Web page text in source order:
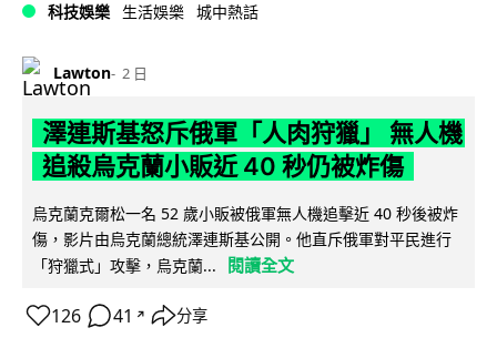
科技娛樂 生活娛樂 城中熱話
Lawton 2 日
澤連斯基怒斥俄軍「人肉狩獵」 無人機
追殺烏克蘭小販近 40 秒仍被炸傷
烏克蘭克爾松一名 52 歲小販被俄軍無人機追擊近 40 秒後被炸
傷，影片由烏克蘭總統澤連斯基公開。他直斥俄軍對平民進行
「狩獵式」攻擊，烏克蘭...
閱讀全文
126 41 ↗ 分享